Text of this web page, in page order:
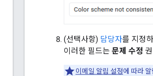
(선택사항) 담당자를 지정
이러한 필드는 문제 수정
이메일 알림 설정에 따라